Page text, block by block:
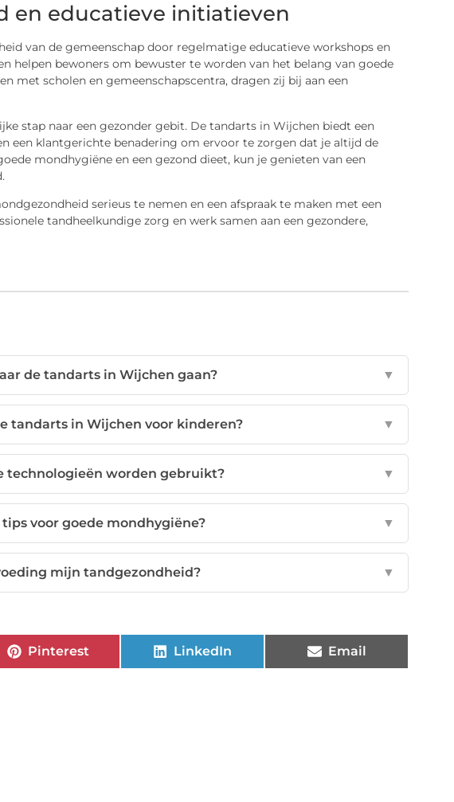
en educatieve initiatieven
van de gemeenschap door regelmatige educatieve workshops en
helpen bewoners om bewuster te worden van het belang van goede
met scholen en gemeenschapscentra, dragen zij bij aan een
stap naar een gezonder gebit. De tandarts in Wijchen biedt een
een klantgerichte benadering om ervoor te zorgen dat je altijd de
mondhygiëne en een gezond dieet, kun je genieten van een
serieus te nemen en een afspraak te maken met een
tandheelkundige zorg en werk samen aan een gezondere,
de tandarts in Wijchen gaan? ▼
tandarts in Wijchen voor kinderen? ▼
technologieën worden gebruikt? ▼
voor goede mondhygiëne? ▼
mijn tandgezondheid? ▼
Pinterest LinkedIn Email